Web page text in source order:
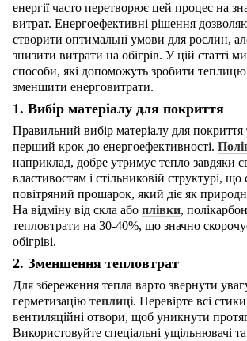
енергії часто перетворює цей процес на
витрат. Енергоефективні рішення
створити оптимальні умови для рослин,
знизити витрати на обігрів. У цій статті
способи, які допоможуть зробити
зменшити енерговитрати.
1. Вибір матеріалу для покриття
Правильний вибір матеріалу для покриття
перший крок до енергоефективності.
наприклад, добре утримує тепло завдяки
властивостям і стільниковій структурі,
повітряний прошарок, який діє як
На відміну від скла або плівки,
тепловтрати на 30-40%, що значно
обігріві.
2. Зменшення тепловтрат
Для збереження тепла варто звернути
герметизацію теплиці. Перевірте всі
вентиляційні отвори, щоб уникнути
Використовуйте спеціальні ущільнювачі